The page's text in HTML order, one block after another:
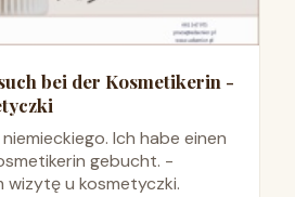
bei der Kosmetikerin -
Ich habe einen
gebucht. -
wizytę u kosmetyczki.